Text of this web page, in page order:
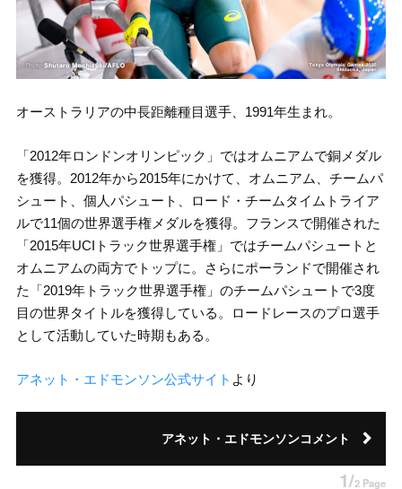
オーストラリアの中長距離種目選手、1991年生まれ。
「2012年ロンドンオリンピック」ではオムニアムで銅メダル
を獲得。2012年から2015年にかけて、オムニアム、チームパ
シュート、個人パシュート、ロード・チームタイムトライア
ルで11個の世界選手権メダルを獲得。フランスで開催された
「2015年UCIトラック世界選手権」ではチームパシュートと
オムニアムの両方でトップに。さらにポーランドで開催され
た「2019年トラック世界選手権」のチームパシュートで3度
目の世界タイトルを獲得している。ロードレースのプロ選手
として活動していた時期もある。
アネット・エドモンソン公式サイト より
アネット・エドモンソンコメント
1/2 Page